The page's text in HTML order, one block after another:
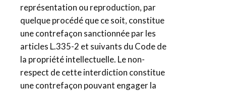
représentation ou reproduction, par
quelque procédé que ce soit, constitue
une contrefaçon sanctionnée par les
articles L.335-2 et suivants du Code de
la propriété intellectuelle. Le non-
respect de cette interdiction constitue
une contrefaçon pouvant engager la